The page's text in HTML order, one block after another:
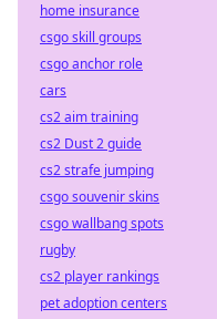
home insurance
csgo skill groups
csgo anchor role
cars
cs2 aim training
cs2 Dust 2 guide
cs2 strafe jumping
csgo souvenir skins
csgo wallbang spots
rugby
cs2 player rankings
pet adoption centers